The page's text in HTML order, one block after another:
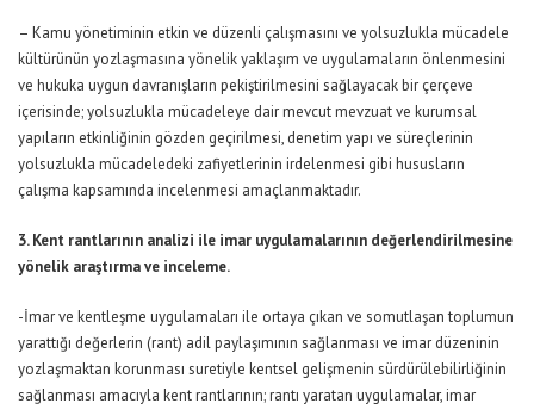
– Kamu yönetiminin etkin ve düzenli çalışmasını ve yolsuzlukla mücadele
kültürünün yozlaşmasına yönelik yaklaşım ve uygulamaların önlenmesini
ve hukuka uygun davranışların pekiştirilmesini sağlayacak bir çerçeve
içerisinde; yolsuzlukla mücadeleye dair mevcut mevzuat ve kurumsal
yapıların etkinliğinin gözden geçirilmesi, denetim yapı ve süreçlerinin
yolsuzlukla mücadeledeki zafiyetlerinin irdelenmesi gibi hususların
çalışma kapsamında incelenmesi amaçlanmaktadır.
3. Kent rantlarının analizi ile imar uygulamalarının değerlendirilmesine
yönelik araştırma ve inceleme.
-İmar ve kentleşme uygulamaları ile ortaya çıkan ve somutlaşan toplumun
yarattığı değerlerin (rant) adil paylaşımının sağlanması ve imar düzeninin
yozlaşmaktan korunması suretiyle kentsel gelişmenin sürdürülebilirliğinin
sağlanması amacıyla kent rantlarının; rantı yaratan uygulamalar, imar